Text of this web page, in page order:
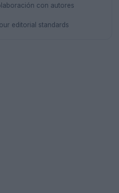
con autores
editorial standards